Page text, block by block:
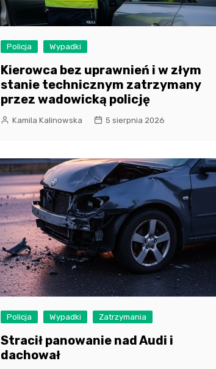
Policja Wypadki
Kierowca bez uprawnień i w złym
stanie technicznym zatrzymany
przez wadowicką policję
Kamila Kalinowska 5 sierpnia 2026
Policja Wypadki Zatrzymania
Stracił panowanie nad Audi i
dachował